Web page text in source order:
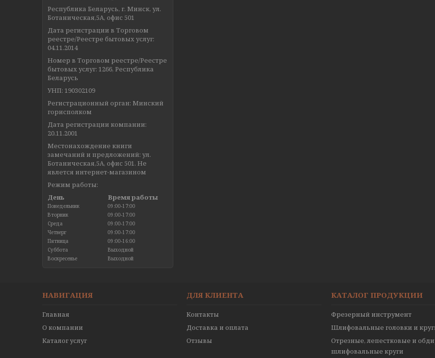
Республика Беларусь, г. Минск, ул.
Ботаническая,5А, офис 501
Дата регистрации в Торговом
реестре/Реестре бытовых услуг:
04.11.2014
Номер в Торговом реестре/Реестре
бытовых услуг: 1266, Республика
Беларусь
УНП: 190302109
Регистрационный орган: Минский
горисполком
Дата регистрации компании:
20.11.2001
Местонахождение книги
замечаний и предложений: ул.
Ботаническая,5А, офис 501. Не
явлется интернет-магазином
Режим работы:
День
Время работы
Понедельник
09:00-17:00
Вторник
09:00-17:00
Среда
09:00-17:00
Четверг
09:00-17:00
Пятница
09:00-16:00
Суббота
Выходной
Воскресенье
Выходной
НАВИГАЦИЯ
Главная
О компании
Каталог услуг
ДЛЯ КЛИЕНТА
Контакты
Доставка и оплата
Отзывы
КАТАЛОГ ПРОДУКЦИИ
Фрезерный инструмент
Шлифовальные головки и
Отрезные, лепестковые и
шлифовальные круги